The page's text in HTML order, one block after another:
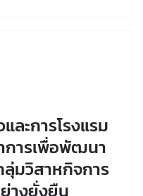
ละการโรงแรม
การเพื่อพัฒนา
ลุ่มวิสาหกิจการ
างยั่งยืน